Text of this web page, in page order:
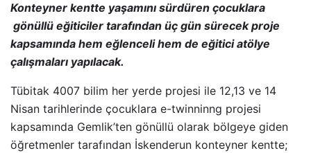
Konteyner kentte yaşamını sürdüren çocuklara
gönüllü eğiticiler tarafından üç gün sürecek proje
kapsamında hem eğlenceli hem de eğitici atölye
çalışmaları yapılacak.
Tübitak 4007 bilim her yerde projesi ile 12,13 ve 14
Nisan tarihlerinde çocuklara e-twinninng projesi
kapsamında Gemlik’ten gönüllü olarak bölgeye giden
öğretmenler tarafından İskenderun konteyner kentte;